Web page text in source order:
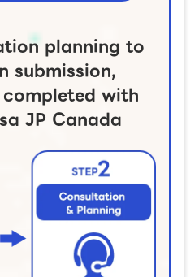
planning to
submission,
with
JP Canada